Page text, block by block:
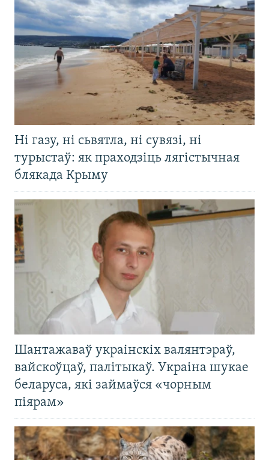
Ні газу, ні сьвятла, ні сувязі, ні
турыстаў: як праходзіць лягістычная
блякада Крыму
Шантажаваў украінскіх валянтэраў,
вайскоўцаў, палітыкаў. Украіна шукае
беларуса, які займаўся «чорным
піярам»